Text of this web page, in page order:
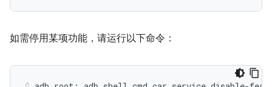
如需停用某项功能，请运行以下命令：